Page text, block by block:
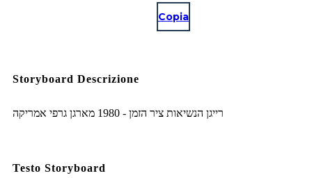
Copia
Storyboard Descrizione
רייגן הנשיאות ציר הזמן - 1980 מארגן גרפי אמריקה
Testo Storyboard